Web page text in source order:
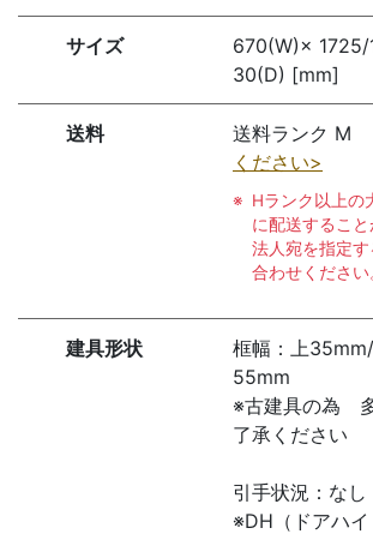
サイズ
670(W)×
30(D) [mm]
送料 送料ランク M
ください>
Hランク以上の
に配送すること
法人宛を指定
合わせください
建具形状
框幅：上
55mm
※古建具の為
了承ください
引手状況：なし
※DH（ドアハ